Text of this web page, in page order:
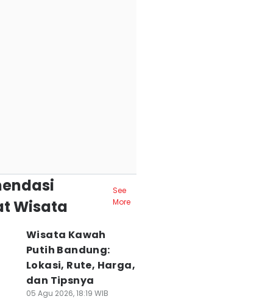
Wisata
See
More
Wisata Kawah
Putih Bandung:
Lokasi, Rute, Harga,
dan Tipsnya
05 Agu 2026, 18:19 WIB